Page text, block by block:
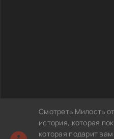
Смотреть Милость
история, которая
которая подарит